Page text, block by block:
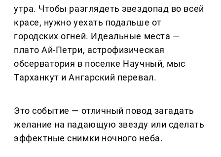
утра. Чтобы разглядеть звездопад во всей
красе, нужно уехать подальше от
городских огней. Идеальные места —
плато Ай-Петри, астрофизическая
обсерватория в поселке Научный, мыс
Тарханкут и Ангарский перевал.
Это событие — отличный повод загадать
желание на падающую звезду или сделать
эффектные снимки ночного неба.